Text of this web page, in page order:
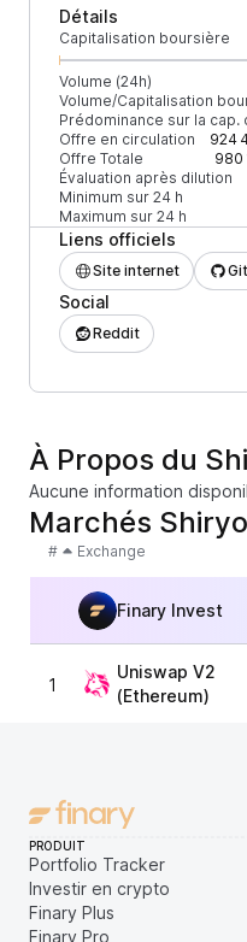
Détails
Capitalisation boursière
Volume (24h)
Volume/Capitalisation
Prédominance sur la cap.
Offre en circulation
924
Offre Totale
980
Évaluation après dilution
Minimum sur 24 h
Maximum sur 24 h
Liens officiels
Site internet
Social
Reddit
À Propos du
Aucune information
Marchés Shiryo
# Exchange
Finary Invest
1
Uniswap V2
(Ethereum)
PRODUIT
Portfolio Tracker
Investir en crypto
Finary Plus
Finary Pro